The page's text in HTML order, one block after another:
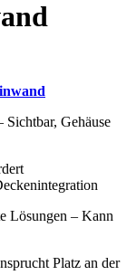
Gehäuse
Lösungen – Kann
Platz an der